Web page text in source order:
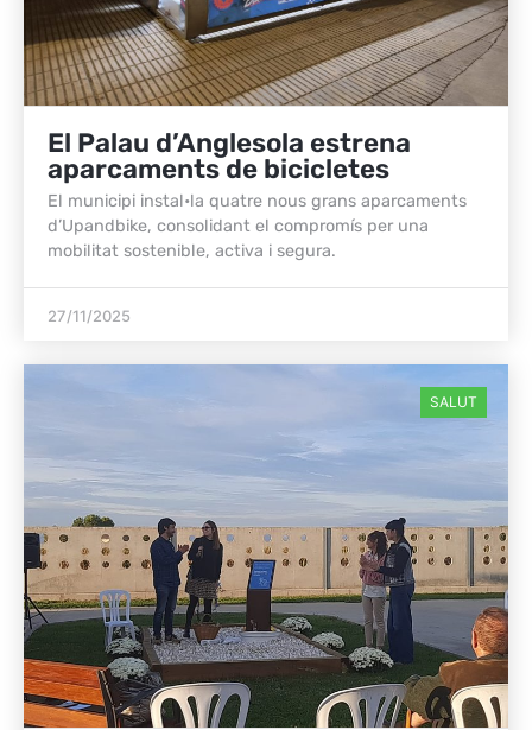
El Palau d’Anglesola estrena
aparcaments de bicicletes
El municipi instal•la quatre nous grans aparcaments
d’Upandbike, consolidant el compromís per una
mobilitat sostenible, activa i segura.
27/11/2025
SALUT